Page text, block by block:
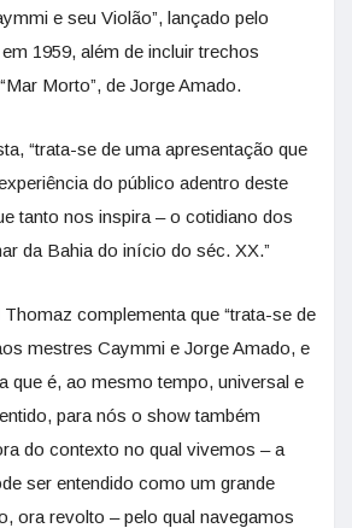
e seu Violão”, lançado pelo
1959, além de incluir trechos
Morto”, de Jorge Amado.
“trata-se de uma apresentação que
do público adentro deste
tanto nos inspira – o cotidiano dos
da Bahia do início do séc. XX.”
complementa que “trata-se de
mestres Caymmi e Jorge Amado, e
que é, ao mesmo tempo, universal e
para nós o show também
do contexto no qual vivemos – a
ser entendido como um grande
ora revolto – pelo qual navegamos